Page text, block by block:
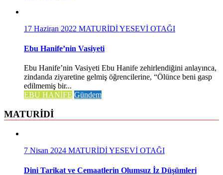
17 Haziran 2022 MATURİDİ YESEVİ OTAĞI
Ebu Hanife’nin Vasiyeti
Ebu Hanife’nin Vasiyeti Ebu Hanife zehirlendiğini anlayınca,
zindanda ziyaretine gelmiş öğrencilerine, “Ölünce beni gasp
edilmemiş bir...
EBU HANİFE Gündem
MATURİDİ
7 Nisan 2024 MATURİDİ YESEVİ OTAĞI
Dini Tarikat ve Cemaatlerin Olumsuz İz Düşümleri